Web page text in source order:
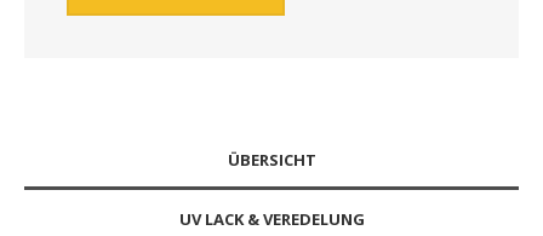
ÜBERSICHT
UV LACK & VEREDELUNG